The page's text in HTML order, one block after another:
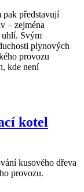
pak představují
– zejména
uhlí. Svým
plynových
provozu
kde není
kotel
kusového dřeva
provozu.